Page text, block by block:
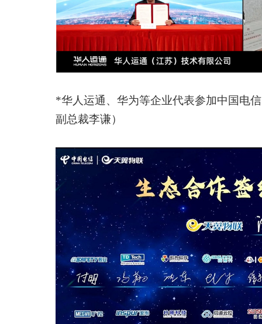
*华人运通、华为等企业代表参加中国电
副总裁李谦）